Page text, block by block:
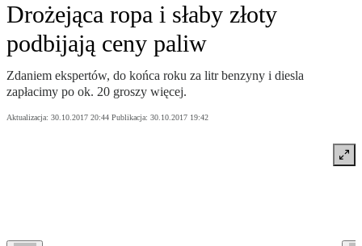
Drożejąca ropa i słaby złoty
podbijają ceny paliw
Zdaniem ekspertów, do końca roku za litr benzyny i diesla
zapłacimy po ok. 20 groszy więcej.
Aktualizacja: 30.10.2017 20:44 Publikacja: 30.10.2017 19:42